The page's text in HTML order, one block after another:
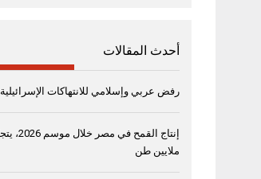
أحدث المقالات
رفض عربي وإسلامي للانتهاكات الإسرائيلية
ملايين طن